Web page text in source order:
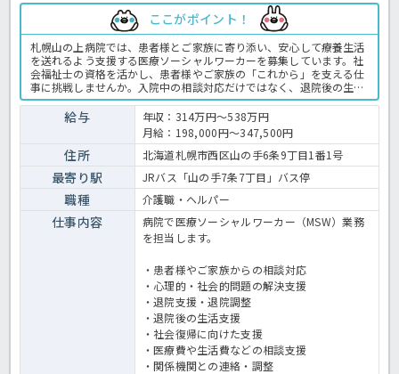
ここがポイント！
札幌山の上病院では、患者様とご家族に寄り添い、安心して療養生活
を送れるよう支援する医療ソーシャルワーカーを募集しています。社
会福祉士の資格を活かし、患者様やご家族の「これから」を支える仕
事に挑戦しませんか。入院中の相談対応だけではなく、退院後の生活
を見据えた支援や関係機関との調整など、幅広い業務を担当します。
土日祝休みに加え、年間休日は125日と充実しています。ご家族との
時間やプライベートも大切にしながら働きたい方に向いている職場で
す。住宅手当や扶養手当、賞与4.5ヶ月分など待遇面も整っています。
実務経験を活かしながら、長く腰を据えて働ける環境をお探しの方は
ぜひご検討ください！病院でのソーシャルワーカー業務全般です。＜
ソーシャルワーカー 正社員 病院の求人＞
給与
年収：314万円～538万円
月給：198,000円～347,500円
住所 北海道札幌市西区山の手6条9丁目1番1号
最寄り駅 JRバス「山の手7条7丁目」バス停
職種 介護職・ヘルパー
仕事内容
病院で医療ソーシャルワーカー（MSW）業務
を担当します。
・患者様やご家族からの相談対応
・心理的・社会的問題の解決支援
・退院支援・退院調整
・退院後の生活支援
・社会復帰に向けた支援
・医療費や生活費などの相談支援
・関係機関との連絡・調整